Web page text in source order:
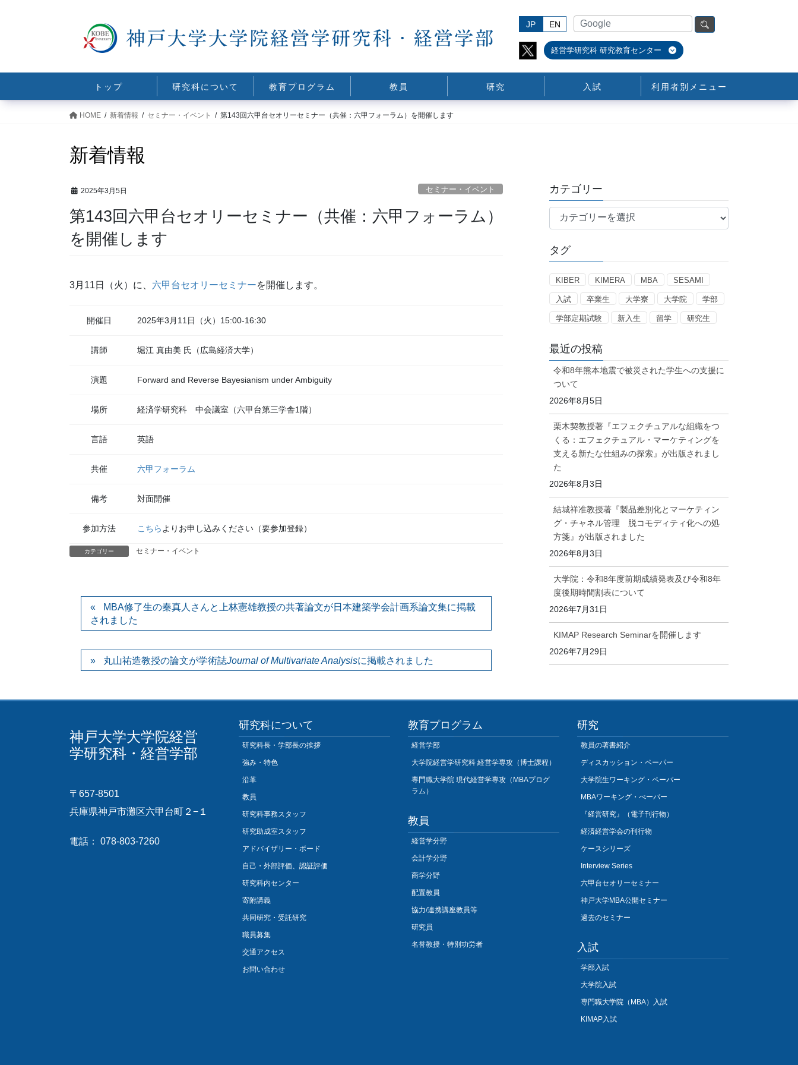
JP EN
経営学研究科 研究教育センター
トップ 研究科について 教育プログラム 教員 研究 入試 利用者別メニュー
HOME 新着情報 セミナー・イベント 第143回六甲台セオリーセミナー（共催：六甲フォーラム）を開催します
新着情報
2025年3月5日 セミナー・イベント
第143回六甲台セオリーセミナー（共催：六甲フォーラム）
を開催します
3月11日（火）に、 六甲台セオリーセミナーを開催します。
開催日 2025年3月11日（火）15:00-16:30
講師 堀江 真由美 氏（広島経済大学）
演題 Forward and Reverse Bayesianism under Ambiguity
場所 経済学研究科 中会議室（六甲台第三学舎1階）
言語 英語
共催 六甲フォーラム
備考 対面開催
参加方法 こちら よりお申し込みください（要参加登録）
カテゴリー セミナー・イベント
MBA修了生の秦真人さんと上林憲雄教授の共著論文が日本建築学会計画系論文集に掲載
されました
丸山祐造教授の論文が学術誌Journal of Multivariate Analysisに掲載されました
カテゴリー
テ
リ
タグ
KIBER KIMERA MBA SESAMI
入試 卒業生 大学寮 大学院 学部
学部定期試験 新入生 留学 研究生
最近の投稿
令和8年熊本地震で被災された学生への支援に
ついて
2026年8月5日
栗木契教授著『エフェクチュアルな組織をつ
くる：エフェクチュアル・マーケティングを
支える新たな仕組みの探索』が出版されまし
た
2026年8月3日
結城祥准教授著『製品差別化とマーケティン
グ・チャネル管理 脱コモディティ化への処
方箋』が出版されました
2026年8月3日
大学院：令和8年度前期成績発表及び令和8年
度後期時間割表について
2026年7月31日
KIMAP Research Seminarを開催します
2026年7月29日
神戸大学大学院経営
学研究科・経営学部
〒657-8501
兵庫県神戸市灘区六甲台町２−１
電話： 078-803-7260
研究科について
研究科長・学部長の挨拶
強み・特色
沿革
教員
研究科事務スタッフ
研究助成室スタッフ
アドバイザリー・ボード
自己・外部評価、認証評価
研究科内センター
寄附講義
共同研究・受託研究
職員募集
交通アクセス
お問い合わせ
教育プログラム
経営学部
大学院経営学研究科 経営学専攻（博士課程）
専門職大学院 現代経営学専攻（MBAプログ
ラム）
教員
経営学分野
会計学分野
商学分野
配置教員
協力/連携講座教員等
研究員
名誉教授・特別功労者
研究
教員の著書紹介
ディスカッション・ペーパー
大学院生ワーキング・ペーパー
MBAワーキング・ぺーパー
『経営研究』（電子刊行物）
経済経営学会の刊行物
ケースシリーズ
Interview Series
六甲台セオリーセミナー
神戸大学MBA公開セミナー
過去のセミナー
入試
学部入試
大学院入試
専門職大学院（MBA）入試
KIMAP入試